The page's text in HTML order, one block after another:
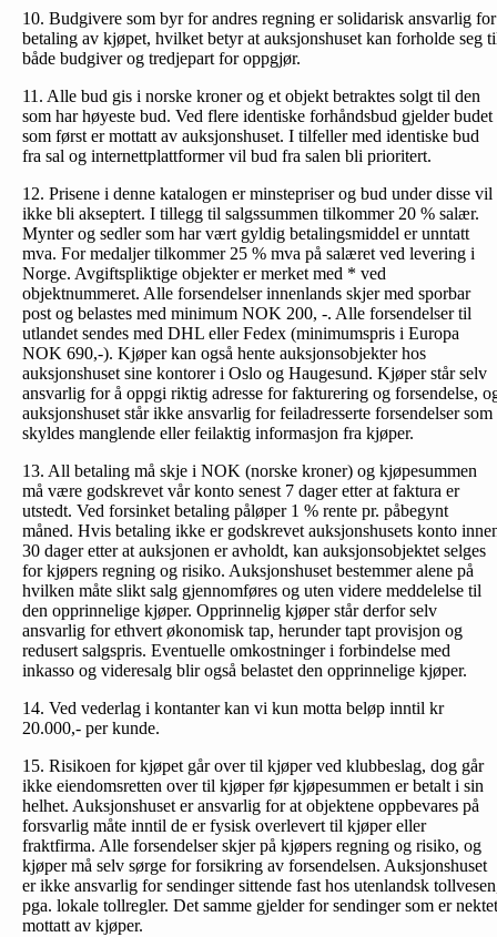
10. Budgivere som byr for andres regning er solidarisk ansvarlig for
betaling av kjøpet, hvilket betyr at auksjonshuset kan forholde seg
både budgiver og tredjepart for oppgjør.
11. Alle bud gis i norske kroner og et objekt betraktes solgt til den
som har høyeste bud. Ved flere identiske forhåndsbud gjelder budet
som først er mottatt av auksjonshuset. I tilfeller med identiske bud
fra sal og internettplattformer vil bud fra salen bli prioritert.
12. Prisene i denne katalogen er minstepriser og bud under disse vil
ikke bli akseptert. I tillegg til salgssummen tilkommer 20 % salær.
Mynter og sedler som har vært gyldig betalingsmiddel er unntatt
mva. For medaljer tilkommer 25 % mva på salæret ved levering i
Norge. Avgiftspliktige objekter er merket med * ved
objektnummeret. Alle forsendelser innenlands skjer med sporbar
post og belastes med minimum NOK 200, -. Alle forsendelser til
utlandet sendes med DHL eller Fedex (minimumspris i Europa
NOK 690,-). Kjøper kan også hente auksjonsobjekter hos
auksjonshuset sine kontorer i Oslo og Haugesund. Kjøper står selv
ansvarlig for å oppgi riktig adresse for fakturering og forsendelse,
auksjonshuset står ikke ansvarlig for feiladresserte forsendelser som
skyldes manglende eller feilaktig informasjon fra kjøper.
13. All betaling må skje i NOK (norske kroner) og kjøpesummen
må være godskrevet vår konto senest 7 dager etter at faktura er
utstedt. Ved forsinket betaling påløper 1 % rente pr. påbegynt
måned. Hvis betaling ikke er godskrevet auksjonshusets konto
30 dager etter at auksjonen er avholdt, kan auksjonsobjektet selges
for kjøpers regning og risiko. Auksjonshuset bestemmer alene på
hvilken måte slikt salg gjennomføres og uten videre meddelelse til
den opprinnelige kjøper. Opprinnelig kjøper står derfor selv
ansvarlig for ethvert økonomisk tap, herunder tapt provisjon og
redusert salgspris. Eventuelle omkostninger i forbindelse med
inkasso og videresalg blir også belastet den opprinnelige kjøper.
14. Ved vederlag i kontanter kan vi kun motta beløp inntil kr
20.000,- per kunde.
15. Risikoen for kjøpet går over til kjøper ved klubbeslag, dog går
ikke eiendomsretten over til kjøper før kjøpesummen er betalt i sin
helhet. Auksjonshuset er ansvarlig for at objektene oppbevares på
forsvarlig måte inntil de er fysisk overlevert til kjøper eller
fraktfirma. Alle forsendelser skjer på kjøpers regning og risiko, og
kjøper må selv sørge for forsikring av forsendelsen. Auksjonshuset
er ikke ansvarlig for sendinger sittende fast hos utenlandsk
pga. lokale tollregler. Det samme gjelder for sendinger som er nektet
mottatt av kjøper.